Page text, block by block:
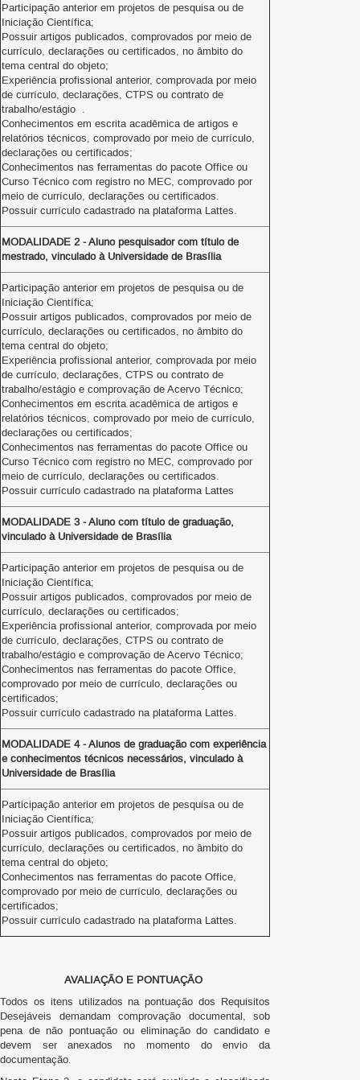
Participação anterior em projetos de pesquisa ou de
Iniciação Científica;
Possuir artigos publicados, comprovados por meio de
currículo, declarações ou certificados, no âmbito do
tema central do objeto;
Experiência profissional anterior, comprovada por meio
de currículo, declarações, CTPS ou contrato de
trabalho/estágio .
Conhecimentos em escrita acadêmica de artigos e
relatórios técnicos, comprovado por meio de currículo,
declarações ou certificados;
Conhecimentos nas ferramentas do pacote Office ou
Curso Técnico com registro no MEC, comprovado por
meio de currículo, declarações ou certificados.
Possuir currículo cadastrado na plataforma Lattes.
MODALIDADE 2 - Aluno pesquisador com título de
mestrado, vinculado à Universidade de Brasília
Participação anterior em projetos de pesquisa ou de
Iniciação Científica;
Possuir artigos publicados, comprovados por meio de
currículo, declarações ou certificados, no âmbito do
tema central do objeto;
Experiência profissional anterior, comprovada por meio
de currículo, declarações, CTPS ou contrato de
trabalho/estágio e comprovação de Acervo Técnico;
Conhecimentos em escrita acadêmica de artigos e
relatórios técnicos, comprovado por meio de currículo,
declarações ou certificados;
Conhecimentos nas ferramentas do pacote Office ou
Curso Técnico com registro no MEC, comprovado por
meio de currículo, declarações ou certificados.
Possuir currículo cadastrado na plataforma Lattes
MODALIDADE 3 - Aluno com título de graduação,
vinculado à Universidade de Brasília
Participação anterior em projetos de pesquisa ou de
Iniciação Científica;
Possuir artigos publicados, comprovados por meio de
currículo, declarações ou certificados;
Experiência profissional anterior, comprovada por meio
de currículo, declarações, CTPS ou contrato de
trabalho/estágio e comprovação de Acervo Técnico;
Conhecimentos nas ferramentas do pacote Office,
comprovado por meio de currículo, declarações ou
certificados;
Possuir currículo cadastrado na plataforma Lattes.
MODALIDADE 4 - Alunos de graduação com experiência
e conhecimentos técnicos necessários, vinculado à
Universidade de Brasília
Participação anterior em projetos de pesquisa ou de
Iniciação Científica;
Possuir artigos publicados, comprovados por meio de
currículo, declarações ou certificados, no âmbito do
tema central do objeto;
Conhecimentos nas ferramentas do pacote Office,
comprovado por meio de currículo, declarações ou
certificados;
Possuir currículo cadastrado na plataforma Lattes.
AVALIAÇÃO E PONTUAÇÃO
Todos os itens utilizados na pontuação dos Requisitos
Desejáveis demandam comprovação documental, sob
pena de não pontuação ou eliminação do candidato e
devem ser anexados no momento do envio da
documentação.